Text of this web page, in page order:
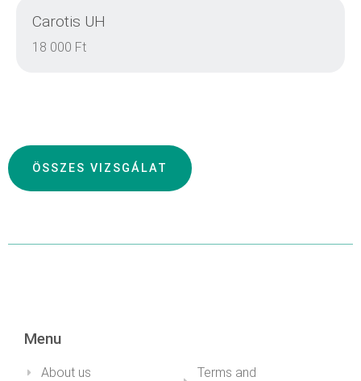
Carotis UH
18 000 Ft
ÖSSZES VIZSGÁLAT
Menu
About us
Terms and